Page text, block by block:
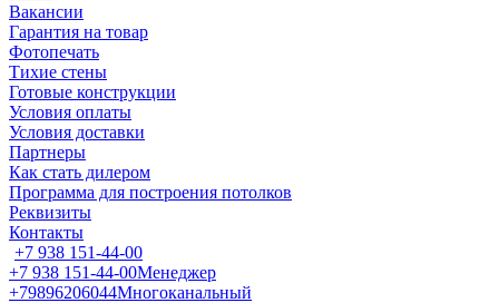
Вакансии
Гарантия на товар
Фотопечать
Тихие стены
Готовые конструкции
Условия оплаты
Условия доставки
Партнеры
Как стать дилером
Программа для построения потолков
Реквизиты
Контакты
+7 938 151-44-00
+7 938 151-44-00Менеджер
+79896206044Многоканальный